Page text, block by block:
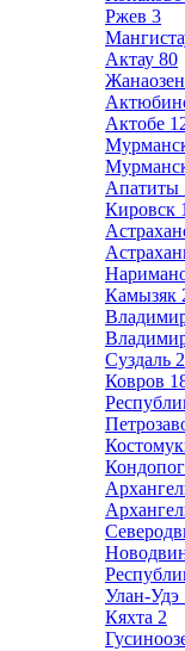
Ржев 3
Актау 80
Жанаозен
Актобе
Апатиты
Кировск
Камызяк
Суздаль
Ковров
Улан-Удэ
Кяхта 2